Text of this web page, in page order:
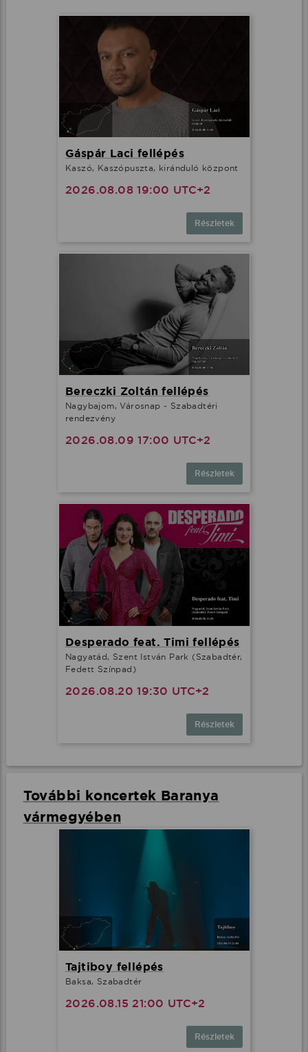
Gáspár Laci fellépés
Kaszó, Kaszópuszta, kiránduló központ
2026.08.08 19:00 UTC+2
Részletek
Bereczki Zoltán fellépés
Nagybajom, Városnap - Szabadtéri
rendezvény
2026.08.09 17:00 UTC+2
Részletek
Desperado feat. Timi fellépés
Nagyatád, Szent István Park (Szabadtér,
Fedett Színpad)
2026.08.20 19:30 UTC+2
Részletek
További koncertek Baranya
vármegyében
Tajtiboy fellépés
Baksa, Szabadtér
2026.08.15 21:00 UTC+2
Részletek